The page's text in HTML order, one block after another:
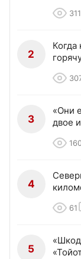
311
2
Когда
3
«Они
двое
4
61
5